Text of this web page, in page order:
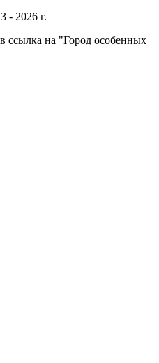
- 2026 г.
ссылка на "Город особенных